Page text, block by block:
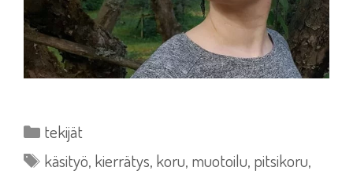
Kategoriat
tekijät
Avainsanat
käsityö, kierrätys, koru, muotoilu, pitsikoru,